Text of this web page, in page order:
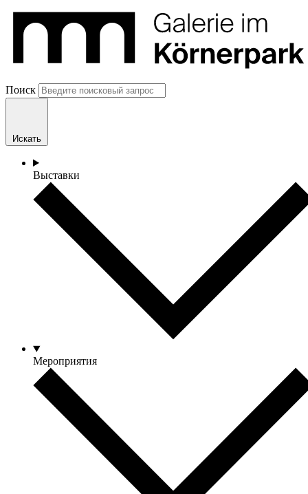
Поиск
Искать
Выставки
Мероприятия